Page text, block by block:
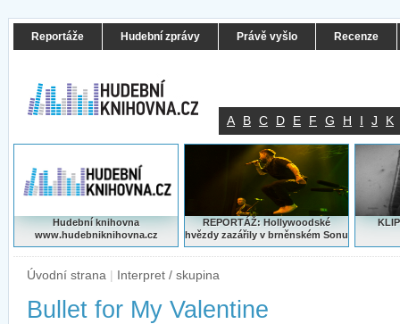
Reportáže Hudební zprávy Právě vyšlo Recenze
A B C D E F G H I J K
Hudební knihovna
www.hudebniknihovna.cz
REPORTÁŽ: Hollywoodské
hvězdy zazářily v brněnském Sonu
Úvodní strana | Interpret / skupina
Bullet for My Valentine